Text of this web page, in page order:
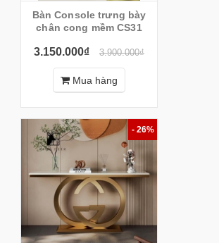
Bàn Console trưng bày
chân cong mềm CS31
3.150.000₫ 3.900.000₫
Mua hàng
- 26%
KỆ TIVI TREO
ALO113( Màu
Súng massage
sạc SL8896